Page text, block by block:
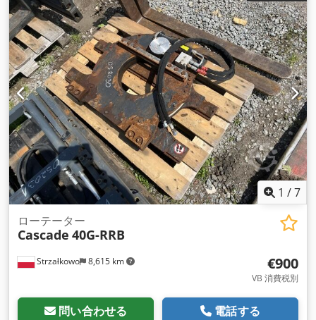
1 /7
Strzałkowo 8,615 km
ローテーター
Cascade 40G-RRB
€900
VB 消費税別
問い合わせる 電話する